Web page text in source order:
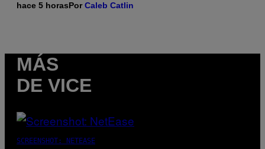
hace 5 horasPorCaleb Catlin
MÁS
DE VICE
SCREENSHOT: NETEASE